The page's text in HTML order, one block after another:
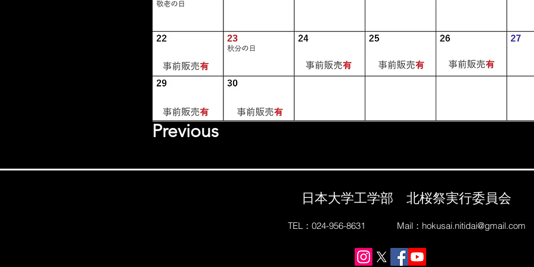
Previous
日本大学工学部 北桜祭実行委員会
TEL：024-956-8631 Mail： hokusai.nitidai@gmail.com